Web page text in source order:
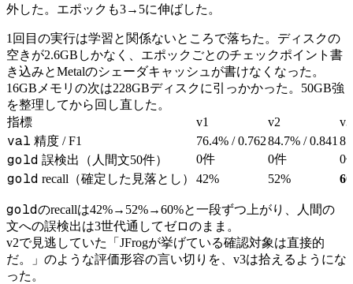
外した。エポックも3→5に伸ばした。
1回目の実行は学習と関係ないところで落ちた。ディスクの
空きが2.6GBしかなく、エポックごとのチェックポイント書
き込みとMetalのシェーダキャッシュが書けなくなった。
16GBメモリの次は228GBディスクに引っかかった。50GB強
を整理してから回し直した。
指標
v1 v2 v3
val 精度 / F1 76.4% / 0.76284.7% / 0.841
gold 誤検出（人間文50件） 0件 0件 0
gold recall（確定した見落とし） 42% 52%
goldのrecallは42%→52%→60%と一段ずつ上がり、人間の
文への誤検出は3世代通してゼロのまま。
v2で見逃していた「JFrogが挙げている確認対象は直接的
だ。」のような評価形容の言い切りを、v3は拾えるようにな
った。